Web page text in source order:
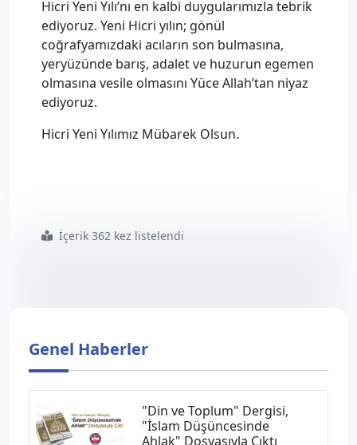
Hicri Yeni Yılı’nı en kalbi duygularımızla tebrik
ediyoruz. Yeni Hicri yılın; gönül
coğrafyamızdaki acıların son bulmasına,
yeryüzünde barış, adalet ve huzurun egemen
olmasına vesile olmasını Yüce Allah’tan niyaz
ediyoruz.
Hicri Yeni Yılımız Mübarek Olsun.
#hicret
#tarihin
#büyük
#miladıİçerik 362 kez listelendi
Genel Haberler
"Din ve Toplum" Dergisi,
"İslam Düşüncesinde
Ahlak" Dosyasıyla Çıktı